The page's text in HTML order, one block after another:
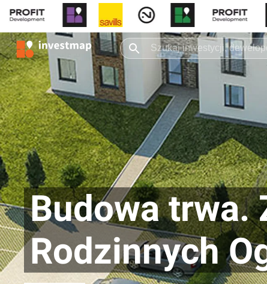
Budowa trwa.
Rodzinnych